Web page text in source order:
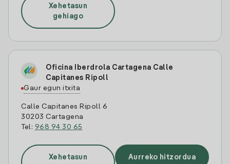
Xehetasun
gehiago
Oficina Iberdrola Cartagena Calle
Capitanes Ripoll
Gaur egun itxita
Calle Capitanes Ripoll 6
30203 Cartagena
Tel: 968 94 30 65
Xehetasun
Aurreko hitzordua